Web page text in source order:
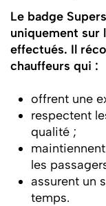
Le badge
uniquement sur
effectués. Il
chauffeurs qui :
offrent une
respectent
qualité ;
les
assurent un
temps.